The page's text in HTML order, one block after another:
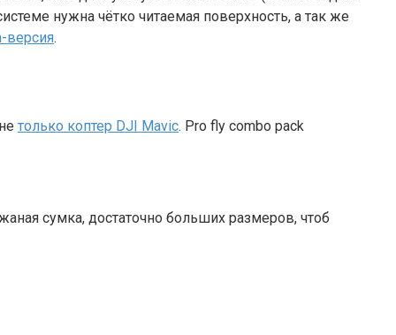
нужна чётко читаемая поверхность, а так же
версия.
только коптер DJI Mavic. Pro fly combo pack
сумка, достаточно больших размеров, чтоб